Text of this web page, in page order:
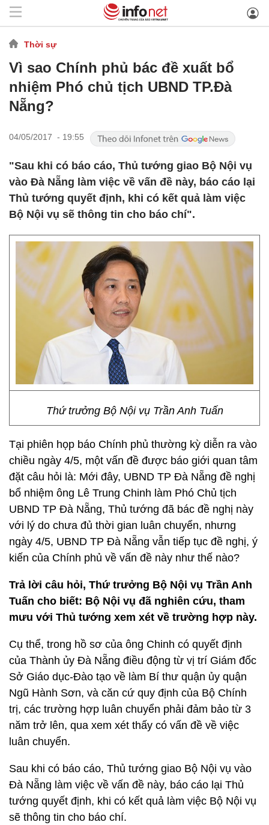
Thời sự
Vì sao Chính phủ bác đề xuất bổ
nhiệm Phó chủ tịch UBND TP.Đà
Nẵng?
04/05/2017 - 19:55
"Sau khi có báo cáo, Thủ tướng giao Bộ Nội vụ
vào Đà Nẵng làm việc về vấn đề này, báo cáo lại
Thủ tướng quyết định, khi có kết quả làm việc
Bộ Nội vụ sẽ thông tin cho báo chí".
Thứ trưởng Bộ Nội vụ Trần Anh Tuấn
Tại phiên họp báo Chính phủ thường kỳ diễn ra vào
chiều ngày 4/5, một vấn đề được báo giới quan tâm
đặt câu hỏi là: Mới đây, UBND TP Đà Nẵng đề nghị
bổ nhiệm ông Lê Trung Chinh làm Phó Chủ tịch
UBND TP Đà Nẵng, Thủ tướng đã bác đề nghị này
với lý do chưa đủ thời gian luân chuyển, nhưng
ngày 4/5, UBND TP Đà Nẵng vẫn tiếp tục đề nghị, ý
kiến của Chính phủ về vấn đề này như thế nào?
Trả lời câu hỏi, Thứ trưởng Bộ Nội vụ Trần Anh
Tuấn cho biết: Bộ Nội vụ đã nghiên cứu, tham
mưu với Thủ tướng xem xét về trường hợp này.
Cụ thể, trong hồ sơ của ông Chinh có quyết định
của Thành ủy Đà Nẵng điều động từ vị trí Giám đốc
Sở Giáo dục-Đào tạo về làm Bí thư quận ủy quận
Ngũ Hành Sơn, và căn cứ quy định của Bộ Chính
trị, các trường hợp luân chuyển phải đảm bảo từ 3
năm trở lên, qua xem xét thấy có vấn đề về việc
luân chuyển.
Sau khi có báo cáo, Thủ tướng giao Bộ Nội vụ vào
Đà Nẵng làm việc về vấn đề này, báo cáo lại Thủ
tướng quyết định, khi có kết quả làm việc Bộ Nội vụ
sẽ thông tin cho báo chí.